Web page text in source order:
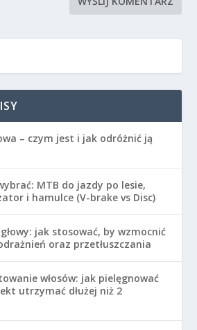
– czym jest i jak odróżnić ją
MTB do jazdy po lesie,
i hamulce (V-brake vs Disc)
jak stosować, by wzmocnić
oraz przetłuszczania
włosów: jak pielęgnować
utrzymać dłużej niż 2